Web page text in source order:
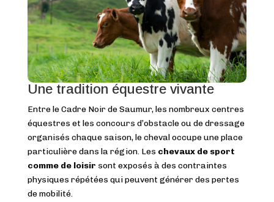
Une tradition équestre vivante
Entre le Cadre Noir de Saumur, les nombreux centres
équestres et les concours d’obstacle ou de dressage
organisés chaque saison, le cheval occupe une place
particulière dans la région. Les chevaux de sport
comme de loisir sont exposés à des contraintes
physiques répétées qui peuvent générer des pertes
de mobilité.